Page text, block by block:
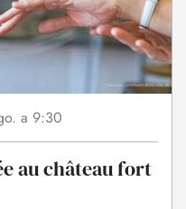
a 9:30
au château fort